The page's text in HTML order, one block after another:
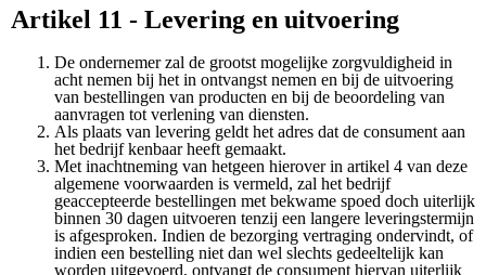
Artikel 11 - Levering en uitvoering
De ondernemer zal de grootst mogelijke zorgvuldigheid in
acht nemen bij het in ontvangst nemen en bij de uitvoering
van bestellingen van producten en bij de beoordeling van
aanvragen tot verlening van diensten.
Als plaats van levering geldt het adres dat de consument aan
het bedrijf kenbaar heeft gemaakt.
Met inachtneming van hetgeen hierover in artikel 4 van deze
algemene voorwaarden is vermeld, zal het bedrijf
geaccepteerde bestellingen met bekwame spoed doch uiterlijk
binnen 30 dagen uitvoeren tenzij een langere leveringstermijn
is afgesproken. Indien de bezorging vertraging ondervindt, of
indien een bestelling niet dan wel slechts gedeeltelijk kan
worden uitgevoerd, ontvangt de consument hiervan uiterlijk